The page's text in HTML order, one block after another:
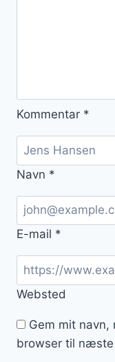
Kommentar *
Navn *
E-mail *
Websted
Gem mit
browser til næste